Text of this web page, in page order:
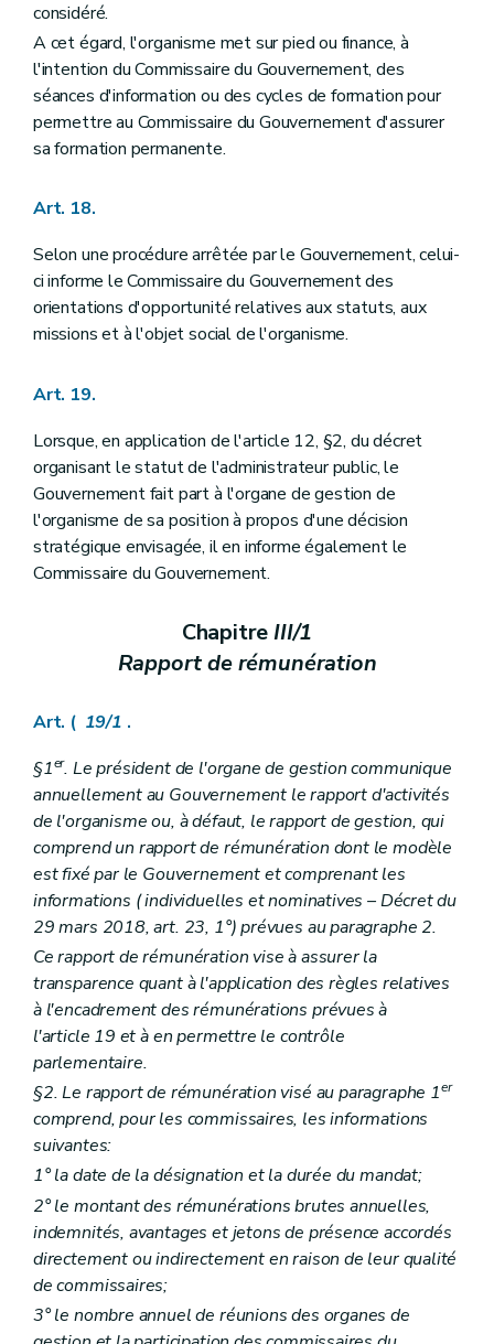
considéré.
A cet égard, l'organisme met sur pied ou finance, à
l'intention du Commissaire du Gouvernement, des
séances d'information ou des cycles de formation pour
permettre au Commissaire du Gouvernement d'assurer
sa formation permanente.
Art. 18.
Selon une procédure arrêtée par le Gouvernement, celui-
ci informe le Commissaire du Gouvernement des
orientations d'opportunité relatives aux statuts, aux
missions et à l'objet social de l'organisme.
Art. 19.
Lorsque, en application de l'article 12, §2, du décret
organisant le statut de l'administrateur public, le
Gouvernement fait part à l'organe de gestion de
l'organisme de sa position à propos d'une décision
stratégique envisagée, il en informe également le
Commissaire du Gouvernement.
ChapitreIII/1
Rapport de rémunération
Art. ( 19/1 .
§1er. Le président de l'organe de gestion communique
annuellement au Gouvernement le rapport d'activités
de l'organisme ou, à défaut, le rapport de gestion, qui
comprend un rapport de rémunération dont le modèle
est fixé par le Gouvernement et comprenant les
informations (individuelles et nominatives – Décret du
29 mars 2018, art. 23, 1°) prévues au paragraphe 2.
Ce rapport de rémunération vise à assurer la
transparence quant à l'application des règles relatives
à l'encadrement des rémunérations prévues à
l'article 19 et à en permettre le contrôle
parlementaire.
§2. Le rapport de rémunération visé au paragraphe 1er
comprend, pour les commissaires, les informations
suivantes:
1° la date de la désignation et la durée du mandat;
2° le montant des rémunérations brutes annuelles,
indemnités, avantages et jetons de présence accordés
directement ou indirectement en raison de leur qualité
de commissaires;
3° le nombre annuel de réunions des organes de